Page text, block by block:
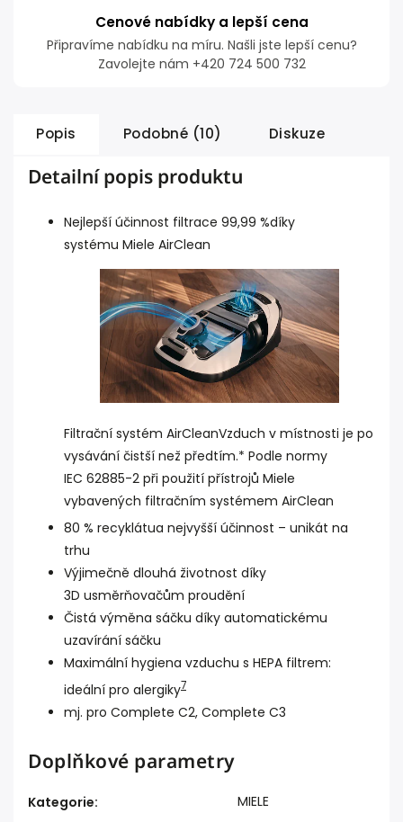
Cenové nabídky a lepší cena
Připravíme nabídku na míru. Našli jste lepší cenu?
Zavolejte nám +420 724 500 732
Popis Podobné (10) Diskuze
Detailní popis produktu
Nejlepší účinnost filtrace 99,99 %díky
systému Miele AirClean
Filtrační systém AirCleanVzduch v místnosti je po
vysávání čistší než předtím.* Podle normy
IEC 62885-2 při použití přístrojů Miele
vybavených filtračním systémem AirClean
80 % recyklátua nejvyšší účinnost – unikát na
trhu
Výjimečně dlouhá životnost díky
3D usměrňovačům proudění
Čistá výměna sáčku díky automatickému
uzavírání sáčku
Maximální hygiena vzduchu s HEPA filtrem:
ideální pro alergiky7
mj. pro Complete C2, Complete C3
Doplňkové parametry
Kategorie:
MIELE